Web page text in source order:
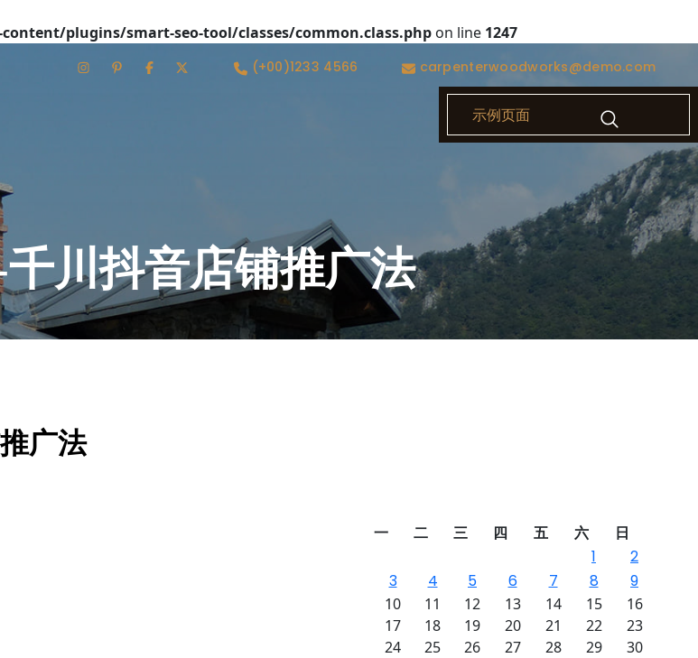
plugins/smart-seo-tool/classes/common.class.php on line 1247
(+00)1233 4566 carpenterwoodworks@demo.com
示例页面
川抖音店铺推广法
广法
一 二 三 四 五 六 日
1
2
3
4 5 6 7 8 9
10 11 12 13 14 15
16
17
18 19 20 21 22
23
24
25 26 27 28 29
30